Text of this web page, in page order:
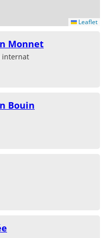
Leaflet
Monnet
internat
Bouin